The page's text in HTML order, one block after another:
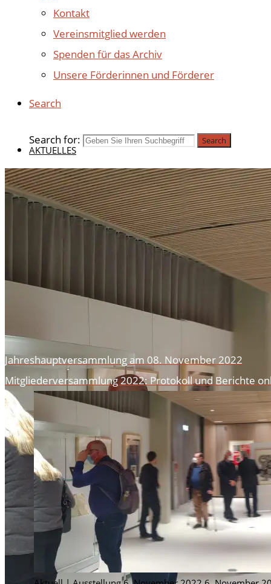
Kontakt
Vereinsmitglied werden
Spenden für das Archiv
Unsere Förderinnen und Förderer
Search
Search for: Search
AKTUELLES
BEITRÄGE 2025
BEITRÄGE 2024
BEITRÄGE 2023
ÄLTERE BEITRÄGE
AUS DEM ARCHIV
AUSSTELLUNGEN DES HISTORISCHEN ARCHIVS
ZEIG’S MIR! IMAGINES COLONIAE 2020
VON JAKOB ZU JACQUES 2019 / 2020
PARALLELUNIVERSUM 2019
OSKAR DER FREUNDLICHE POLIZIST 2018/
EINFLUSSREICH 2018
MENSCH WALLRAF! 2017/2018
200 JAHRE WAHNER HEIDE 2017
HILLIGES KÖLN 2.0 – 2017
BESTANDSERHALTUNG UND RESTAURIERUNG
Jahreshauptversammlung am 08. November 2022
Mitgliederversammlung 2022: Protokoll und Berichte